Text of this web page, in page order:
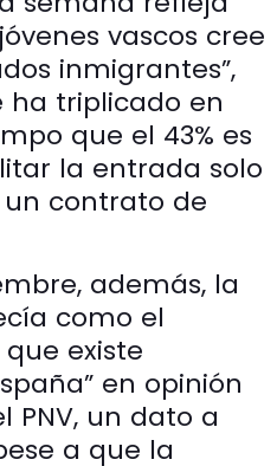
vascos cree
inmigrantes”,
ha triplicado en
que el 43% es
la entrada solo
contrato de
además, la
como el
existe
en opinión
PNV, un dato a
a que la